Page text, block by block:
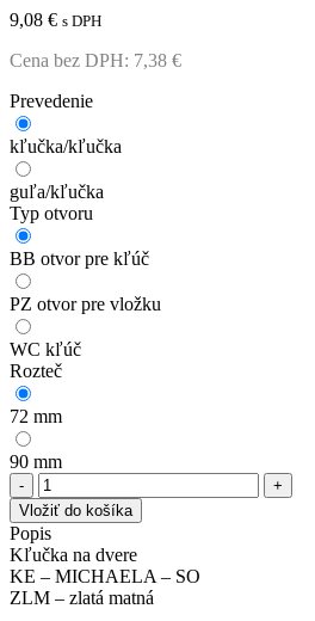
9,08 € s DPH
Cena bez DPH: 7,38 €
Prevedenie
kľučka/​kľučka
guľa/​kľučka
Typ otvoru
BB otvor pre kľúč
PZ otvor pre vložku
WC kľúč
Rozteč
72 mm
90 mm
množstvo
Kľučka
na
dvere
KE
-
Vložiť do košíka
Popis
Kľučka na dvere
KE – MICHAELA – SO
ZLM – zlatá matná